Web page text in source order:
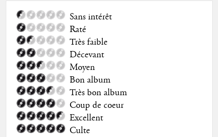
Sans intérêt
Raté
Très faible
Décevant
Moyen
Bon album
Très bon album
Coup de coeur
Excellent
Culte